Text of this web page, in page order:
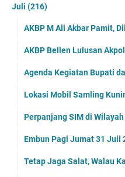
Juli (216)
AKBP M Ali Akbar Pamit,
AKBP Bellen Lulusan
Agenda Kegiatan Bupati
Lokasi Mobil Samling
Perpanjang SIM di
Embun Pagi Jumat 31 Juli
Tetap Jaga Salat, Walau